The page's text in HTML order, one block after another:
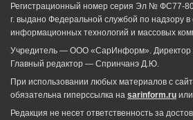
Регистрационный номер серия Эл № ФС77-
г. выдано Федеральной службой по надзору в
информационных технологий и массовых
Учредитель — ООО «СарИнформ».
Главный редактор — Спринчанэ Д.Ю.
При использовании любых материалов с
обязательна гиперссылка на sarinform.ru
Редакция не несет ответственность за